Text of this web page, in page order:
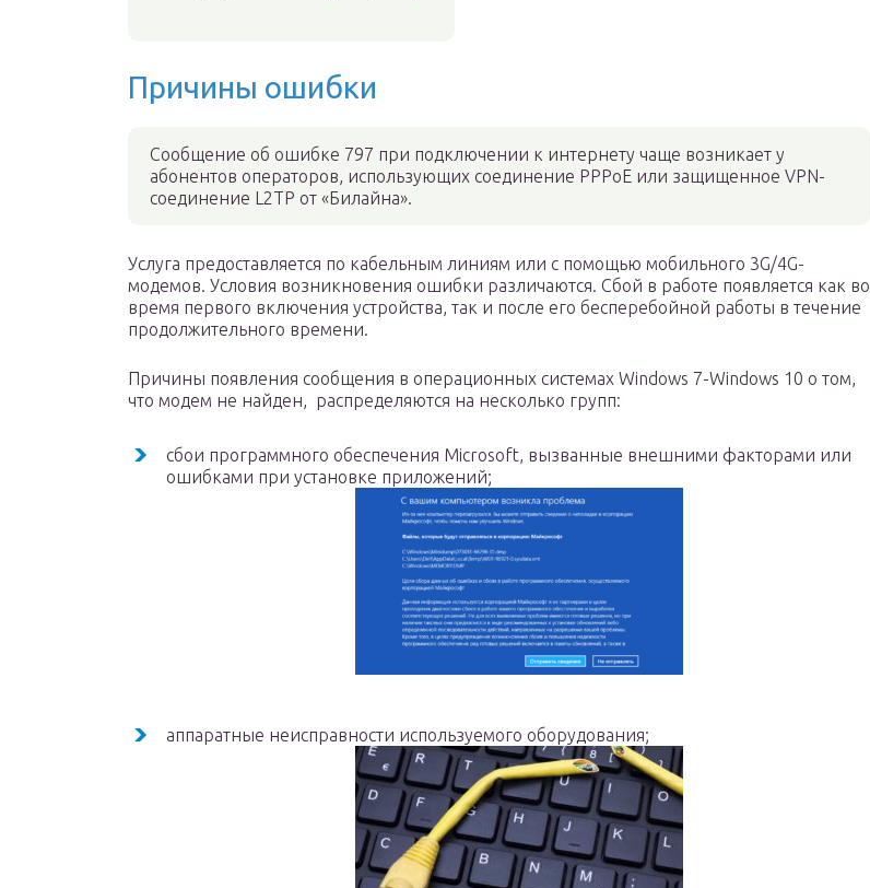
Причины ошибки
Сообщение об ошибке 797 при подключении к интернету чаще возникает у
абонентов операторов, использующих соединение PPPoE или защищенное VPN-
соединение L2TP от «Билайна».
Услуга предоставляется по кабельным линиям или с помощью мобильного 3G/4G-
модемов. Условия возникновения ошибки различаются. Сбой в работе появляется как во
время первого включения устройства, так и после его бесперебойной работы в течение
продолжительного времени.
Причины появления сообщения в операционных системах Windows 7-Windows 10 о том,
что модем не найден, распределяются на несколько групп:
сбои программного обеспечения Microsoft, вызванные внешними факторами или
ошибками при установке приложений;
аппаратные неисправности используемого оборудования;